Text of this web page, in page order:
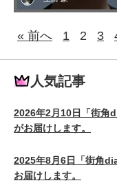
« 前へ 1 2 3
人気記事
2026年2月10日「街角
がお届けします。
2025年8月6日「街角
お届けします。